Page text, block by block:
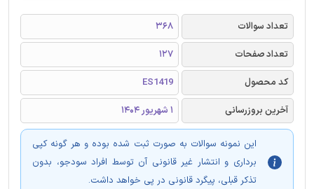
تعداد سوالات
368
تعداد صفحات
127
کد محصول
ES1419
آخرین بروزرسانی
1 شهریور 1404
این نمونه سوالات به صورت ثبت شده بوده و هر گونه کپی
برداری و انتشار غیر قانونی آن توسط افراد سودجو، بدون
تذکر قبلی، پیگرد قانونی در پی خواهد داشت.